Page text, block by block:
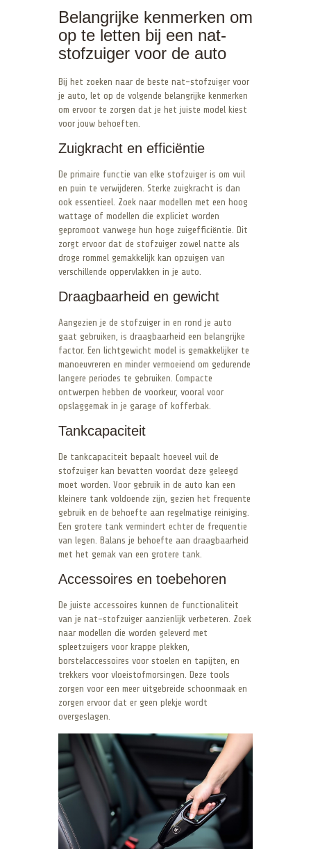
Belangrijke kenmerken om
op te letten bij een nat-
stofzuiger voor de auto
Bij het zoeken naar de beste nat-stofzuiger voor
je auto, let op de volgende belangrijke kenmerken
om ervoor te zorgen dat je het juiste model kiest
voor jouw behoeften.
Zuigkracht en efficiëntie
De primaire functie van elke stofzuiger is om vuil
en puin te verwijderen. Sterke zuigkracht is dan
ook essentieel. Zoek naar modellen met een hoog
wattage of modellen die expliciet worden
gepromoot vanwege hun hoge zuigefficiëntie. Dit
zorgt ervoor dat de stofzuiger zowel natte als
droge rommel gemakkelijk kan opzuigen van
verschillende oppervlakken in je auto.
Draagbaarheid en gewicht
Aangezien je de stofzuiger in en rond je auto
gaat gebruiken, is draagbaarheid een belangrijke
factor. Een lichtgewicht model is gemakkelijker te
manoeuvreren en minder vermoeiend om gedurende
langere periodes te gebruiken. Compacte
ontwerpen hebben de voorkeur, vooral voor
opslaggemak in je garage of kofferbak.
Tankcapaciteit
De tankcapaciteit bepaalt hoeveel vuil de
stofzuiger kan bevatten voordat deze geleegd
moet worden. Voor gebruik in de auto kan een
kleinere tank voldoende zijn, gezien het frequente
gebruik en de behoefte aan regelmatige reiniging.
Een grotere tank vermindert echter de frequentie
van legen. Balans je behoefte aan draagbaarheid
met het gemak van een grotere tank.
Accessoires en toebehoren
De juiste accessoires kunnen de functionaliteit
van je nat-stofzuiger aanzienlijk verbeteren. Zoek
naar modellen die worden geleverd met
spleetzuigers voor krappe plekken,
borstelaccessoires voor stoelen en tapijten, en
trekkers voor vloeistofmorsingen. Deze tools
zorgen voor een meer uitgebreide schoonmaak en
zorgen ervoor dat er geen plekje wordt
overgeslagen.